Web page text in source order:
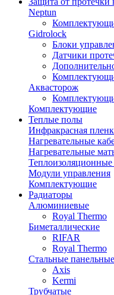
Neptun
Gidrolock
Блоки
Датчики
Аквасторож
Комплектующие
Теплые полы
Инфракрасная
Нагревательные
Нагревательные
Модули управления
Комплектующие
Радиаторы
Алюминиевые
Royal Thermo
Биметаллические
RIFAR
Royal Thermo
Стальные панельные
Axis
Kermi
Трубчатые